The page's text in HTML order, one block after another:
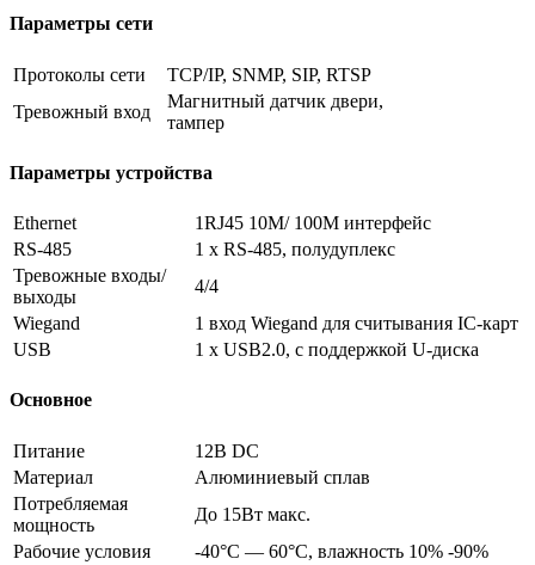
Параметры сети
Протоколы сети
TCP/IP, SNMP, SIP, RTSP
Тревожный вход
Магнитный датчик двери,
тампер
Параметры устройства
Ethernet
1RJ45 10M/ 100M интерфейс
RS-485
1 х RS-485, полудуплекс
Тревожные входы/
выходы
4/4
Wiegand
1 вход Wiegand для считывания IC-карт
USB
1 x USB2.0, с поддержкой U-диска
Основное
Питание
12В DC
Материал
Алюминиевый сплав
Потребляемая
мощность
До 15Вт макс.
Рабочие условия
-40°С — 60°С, влажность 10% -90%